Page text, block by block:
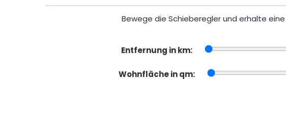
Bewege die Schieberegler und erhalte
Entfernung in km:
Wohnfläche in qm: